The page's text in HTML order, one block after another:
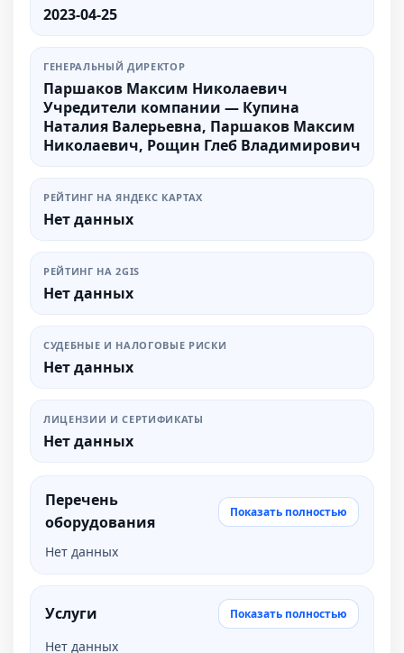
2023-04-25
ГЕНЕРАЛЬНЫЙ ДИРЕКТОР
Паршаков Максим Николаевич
Учредители компании — Купина
Наталия Валерьевна, Паршаков Максим
Николаевич, Рощин Глеб Владимирович
РЕЙТИНГ НА ЯНДЕКС КАРТАХ
Нет данных
РЕЙТИНГ НА 2GIS
Нет данных
СУДЕБНЫЕ И НАЛОГОВЫЕ РИСКИ
Нет данных
ЛИЦЕНЗИИ И СЕРТИФИКАТЫ
Нет данных
Перечень
оборудования
Показать полностью
Нет данных
Услуги Показать полностью
Нет данных